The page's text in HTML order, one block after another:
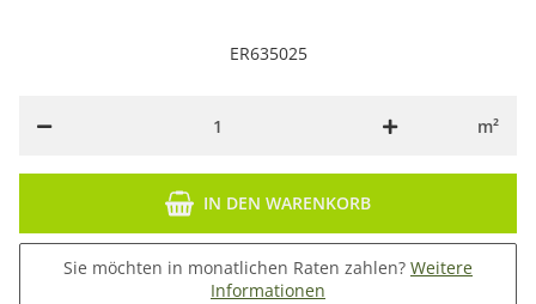
ER635025
m²
IN DEN WARENKORB
Sie möchten in monatlichen Raten zahlen? Weitere
Informationen